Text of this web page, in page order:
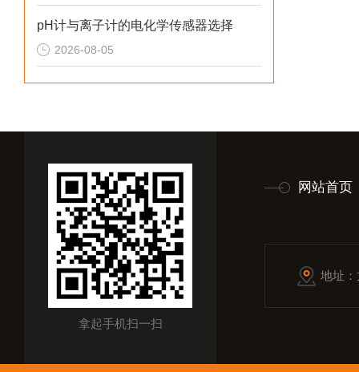
pH计与离子计的电化学传感器选择
2026-08-05
拿起手机扫一扫
网站首页
地址